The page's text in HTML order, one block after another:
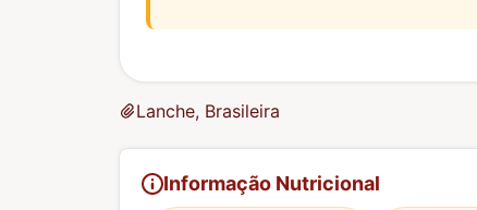
Lanche, Brasileira
Informação Nutricional